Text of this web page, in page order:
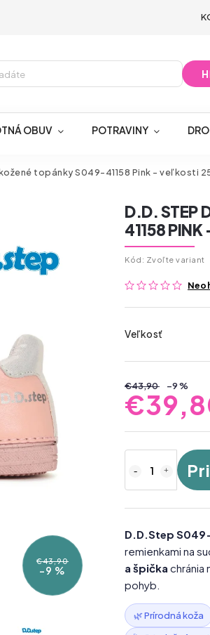
OBUV POTRAVINY
topánky S049-41158 Pink - veľkosti
€43,90
–9 %
D.D. STEP
41158
Kód: Zvoľte variant
Veľkosť
€43,90 –9 %
D.D.Step
remienkami na
a špička chránia
pohyb.
🌿 Prírodná koža